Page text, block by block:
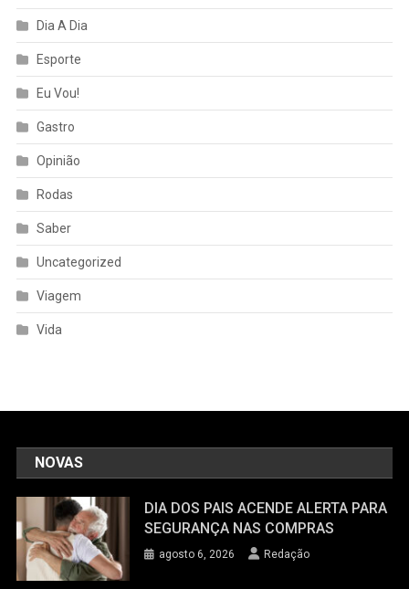
Dia A Dia
Esporte
Eu Vou!
Gastro
Opinião
Rodas
Saber
Uncategorized
Viagem
Vida
NOVAS
DIA DOS PAIS ACENDE ALERTA PARA
SEGURANÇA NAS COMPRAS
agosto 6, 2026 Redação